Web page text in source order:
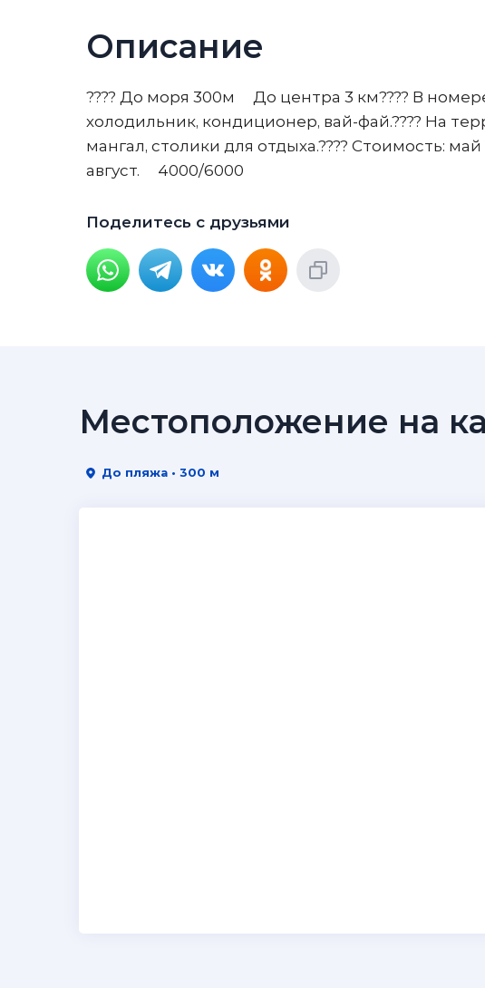
Описание
????️ До моря 300м До центра 3 км????️ В
холодильник, кондиционер, вай-фай.????️ На
мангал, столики для отдыха.????️ Стоимость:
август. 4000/6000
Поделитесь с друзьями
Местоположение на
До пляжа • 300 м